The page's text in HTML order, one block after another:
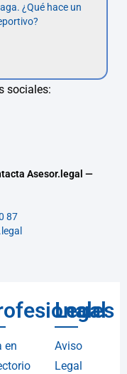
¿Qué hace un
sociales:
Asesor.legal —
87
en
Legal
Aviso
Legal